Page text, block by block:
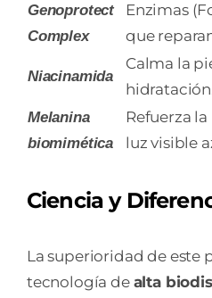
Genoprotect
Complex
Enzimas
que
Niacinamida
Calma la
Melanina
biomimética
Refuerza
luz visible
Ciencia y
La superioridad de este
tecnología de alta